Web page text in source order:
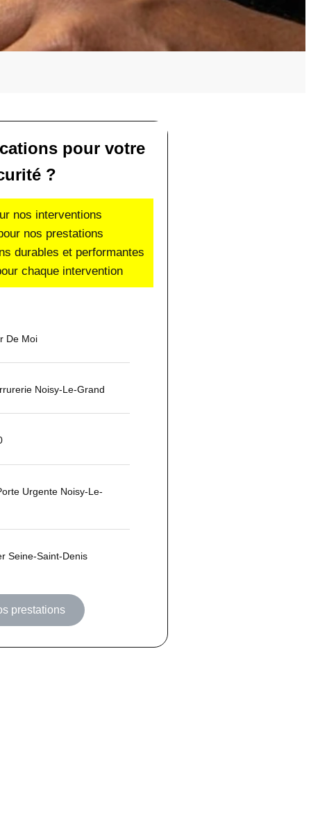
pour votre
?
nos interventions
nos prestations
durables et performantes
chaque intervention
De Moi
Noisy-Le-Grand
Urgente Noisy-Le-
Seine-Saint-Denis
prestations